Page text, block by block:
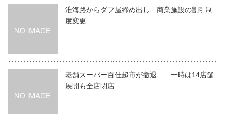
淮海路からダフ屋締め出し 商業施設の割引制
度変更
老舗スーパー百佳超市が撤退 一時は14店舗
展開も全店閉店